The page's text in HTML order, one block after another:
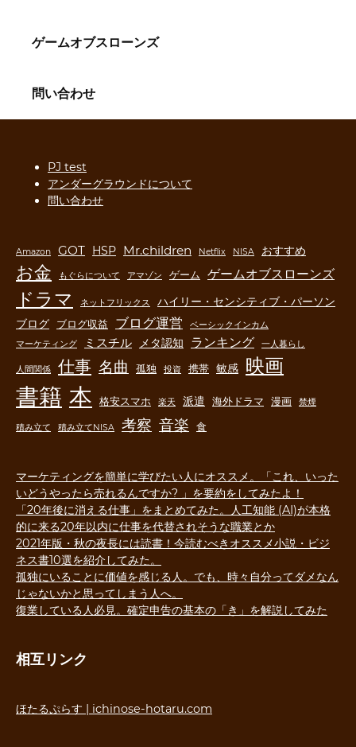
ゲームオブスローンズ
問い合わせ
PJ test
アンダーグラウンドについて
問い合わせ
Amazon GOT HSP Mr.children Netflix NISA おすすめ
お金 もぐらについて アマゾン ゲーム ゲームオブスローンズ
ドラマ ネットフリックス
ハイリー・センシティブ・パーソン
ブログ
ブログ収益 ブログ運営
ベーシックインカム
マーケティング
ミスチル メタ認知 ランキング 一人暮らし
人間関係 仕事 名曲 孤独 投資 携帯 敏感 映画
書籍 本 格安スマホ 楽天 派遣 海外ドラマ 漫画 禁煙
積み立て 積み立てNISA 考察 音楽 食
マーケティングを簡単に学びたい人にオススメ。「これ、いった
いどうやったら売れるんですか? 」を要約をしてみたよ！
「20年後に消える仕事」をまとめてみた。人工知能 (AI)が本格
的に来る20年以内に仕事を代替されそうな職業とか
2021年版・秋の夜長には読書！今読むべきオススメ小説・ビジ
ネス書10選を紹介してみた。
孤独にいることに価値を感じる人。でも、時々自分ってダメなん
じゃないかと思ってしまう人へ。
復業している人必見。確定申告の基本の「き」を解説してみた
相互リンク
ほたるぷらす | ichinose-hotaru.com